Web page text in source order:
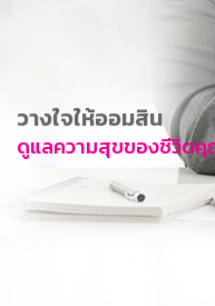
การพัฒนาที่ยั่งยืน
ข่าวสาร
บริการทางการเงิน
อื่นๆ
วางใจให้ออมสิน
ดูแลความสุขของชีวิต